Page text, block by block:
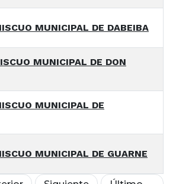
MUNICIPAL DE DABEIBA
MUNICIPAL DE DON
MUNICIPAL DE
MUNICIPAL DE GUARNE